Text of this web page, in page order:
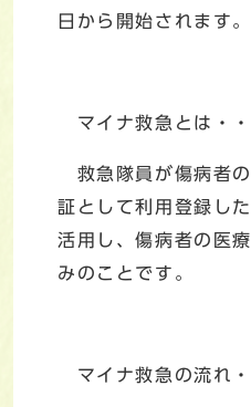
日から開始されます
マイナ救急とは・・
救急隊員が傷病者
証として利用登録し
活用し、傷病者の医
みのことです。
マイナ救急の流れ・